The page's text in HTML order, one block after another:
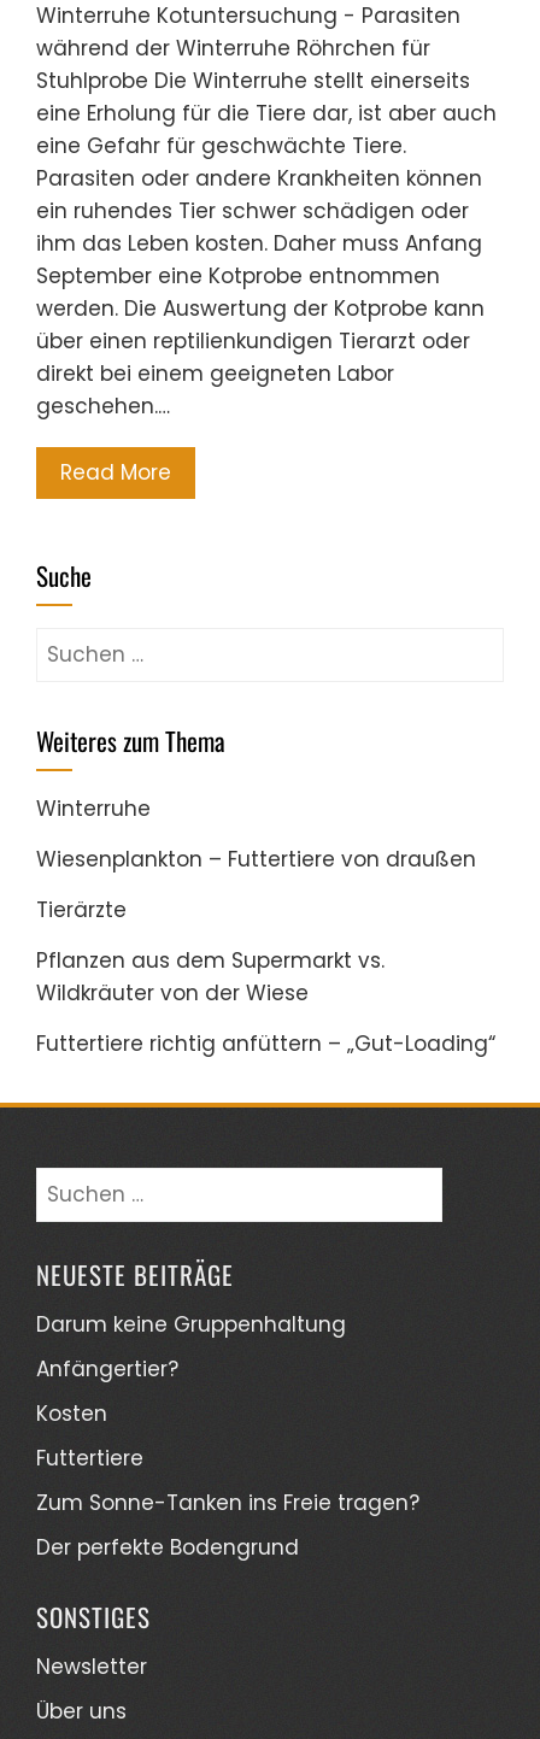
Winterruhe Kotuntersuchung - Parasiten
während der Winterruhe Röhrchen für
Stuhlprobe Die Winterruhe stellt einerseits
eine Erholung für die Tiere dar, ist aber auch
eine Gefahr für geschwächte Tiere.
Parasiten oder andere Krankheiten können
ein ruhendes Tier schwer schädigen oder
ihm das Leben kosten. Daher muss Anfang
September eine Kotprobe entnommen
werden. Die Auswertung der Kotprobe kann
über einen reptilienkundigen Tierarzt oder
direkt bei einem geeigneten Labor
geschehen.…
Read More
Suche
Suchen
Weiteres zum Thema
Winterruhe
Wiesenplankton – Futtertiere von draußen
Tierärzte
Pflanzen aus dem Supermarkt vs.
Wildkräuter von der Wiese
Futtertiere richtig anfüttern – „Gut-Loading“
Suchen
nach:
NEUESTE BEITRÄGE
Darum keine Gruppenhaltung
Anfängertier?
Kosten
Futtertiere
Zum Sonne-Tanken ins Freie tragen?
Der perfekte Bodengrund
SONSTIGES
Newsletter
Über uns